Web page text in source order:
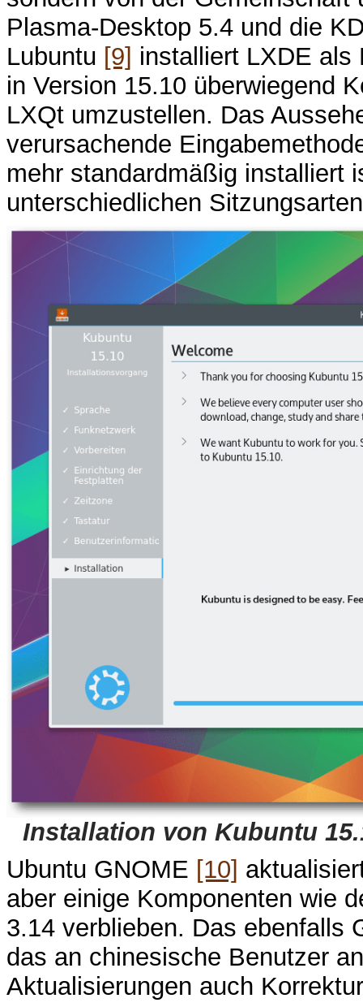
Plasma-Desktop 5.4 und die
Lubuntu [9] installiert LXDE als
in Version 15.10 überwiegend
LXQt umzustellen. Das
verursachende
mehr standardmäßig installiert
unterschiedlichen
Installation von Kubuntu
Ubuntu GNOME [10]
aber einige Komponenten wie
3.14 verblieben. Das ebenfalls
das an chinesische Benutzer
Aktualisierungen auch